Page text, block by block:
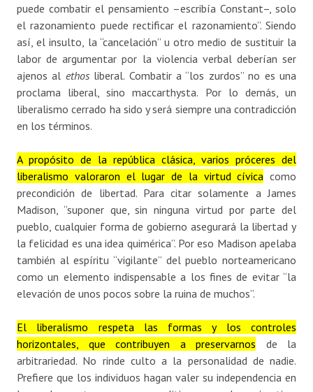
puede combatir el pensamiento –escribía Constant–, solo
el razonamiento puede rectificar el razonamiento”. Siendo
así, el insulto, la “cancelación” u otro medio de sustituir la
labor de argumentar por la violencia verbal deberían ser
ajenos al ethosliberal. Combatir a “los zurdos” no es una
proclama liberal, sino maccarthysta. Por lo demás, un
liberalismo cerrado ha sido y será siempre una contradicción
en los términos.
A propósito de la república clásica, varios próceres del
liberalismo valoraron el lugar de la virtud cívica como
precondición de libertad. Para citar solamente a James
Madison, “suponer que, sin ninguna virtud por parte del
pueblo, cualquier forma de gobierno asegurará la libertad y
la felicidad es una idea quimérica”. Por eso Madison apelaba
también al espíritu “vigilante” del pueblo norteamericano
como un elemento indispensable a los fines de evitar “la
elevación de unos pocos sobre la ruina de muchos”.
El liberalismo respeta las formas y los controles
horizontales, que contribuyen a preservarnos de la
arbitrariedad. No rinde culto a la personalidad de nadie.
Prefiere que los individuos hagan valer su independencia en